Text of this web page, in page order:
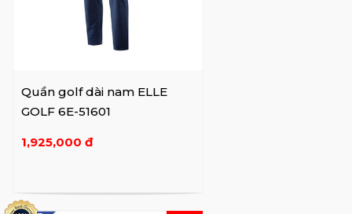
Quần golf dài nam ELLE
GOLF 6E-51601
1,925,000 đ